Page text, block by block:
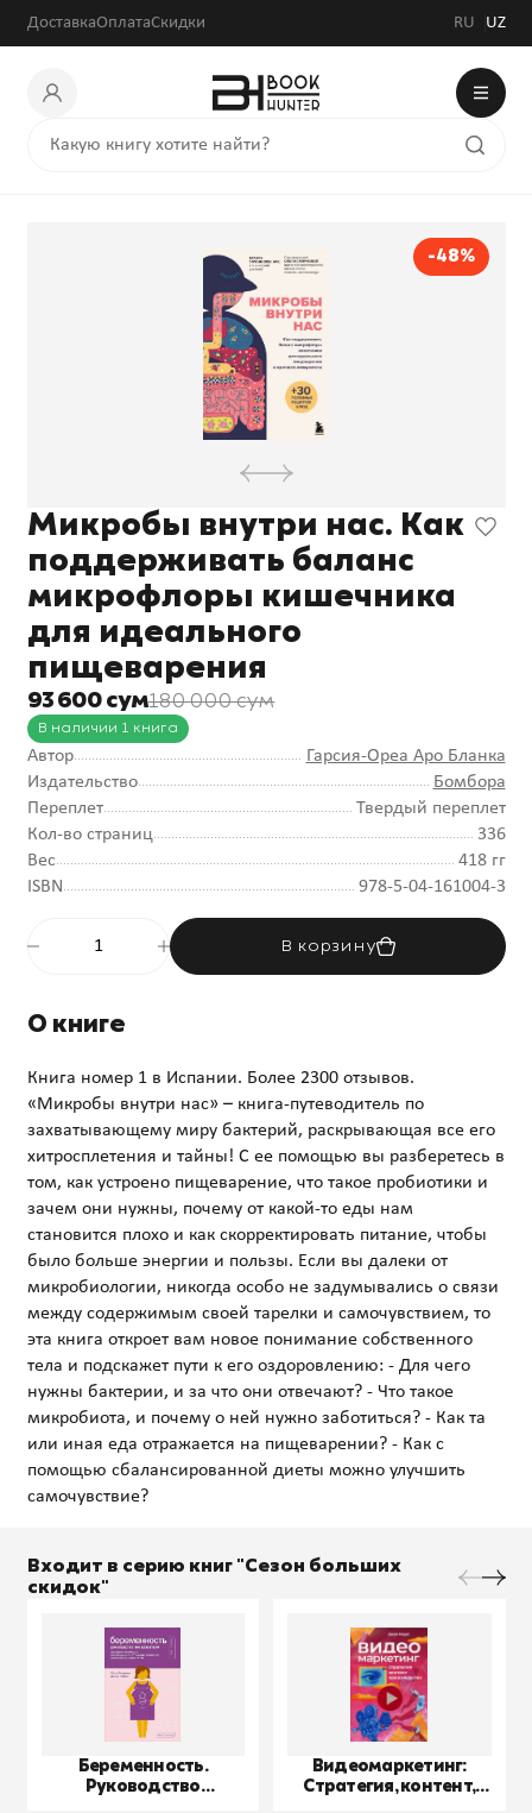
ДоставкаОплатаСкидки RU UZ
-48%
Микробы внутри нас. Как
поддерживать баланс
микрофлоры кишечника
для идеального
пищеварения
93 600 сум180 000 сум
В наличии 1 книга
Автор
Гарсия-Ореа Аро Бланка
Издательство
Бомбора
Переплет
Твердый переплет
Кол-во страниц
336
Вес
418 гг
ISBN
978-5-04-161004-3
В корзину
О книге
Книга номер 1 в Испании. Более 2300 отзывов.
«Микробы внутри нас» – книга-путеводитель по
захватывающему миру бактерий, раскрывающая все его
хитросплетения и тайны! С ее помощью вы разберетесь в
том, как устроено пищеварение, что такое пробиотики и
зачем они нужны, почему от какой-то еды нам
становится плохо и как скорректировать питание, чтобы
было больше энергии и пользы. Если вы далеки от
микробиологии, никогда особо не задумывались о связи
между содержимым своей тарелки и самочувствием, то
эта книга откроет вам новое понимание собственного
тела и подскажет пути к его оздоровлению: - Для чего
нужны бактерии, и за что они отвечают? - Что такое
микробиота, и почему о ней нужно заботиться? - Как та
или иная еда отражается на пищеварении? - Как с
помощью сбалансированной диеты можно улучшить
самочувствие?
Входит в серию книг "Сезон больших
скидок"
Беременность.
Руководство
Видеомаркетинг:
Стратегия, контент,